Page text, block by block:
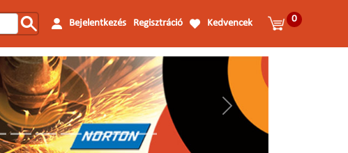
Bejelentkezés Regisztráció Kedvencek 0
Következő